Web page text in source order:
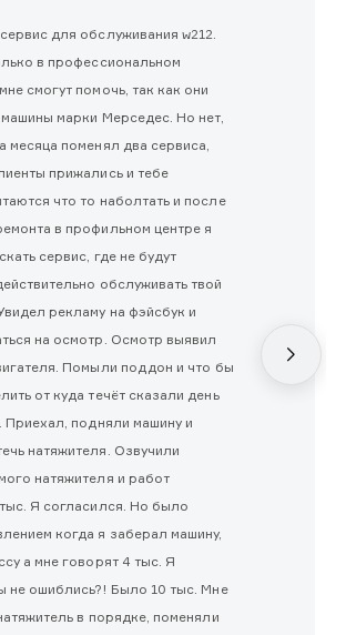
для обслуживания w212.
в профессиональном
смогут помочь, так как они
машины марки Мерседес. Но нет,
месяца поменял два сервиса,
прижались и тебе
что то наболтать и после
в профильном центре я
сервис, где не будут
обслуживать твой
рекламу на фэйсбук и
на осмотр. Осмотр выявил
Помыли поддон и что бы
от куда течёт сказали день
Приехал, подняли машину и
натяжителя. Озвучили
натяжителя и работ
Я согласился. Но было
когда я заберал машину,
а мне говорят 4 тыс. Я
не ошиблись?! Было 10 тыс. Мне
в порядке, поменяли